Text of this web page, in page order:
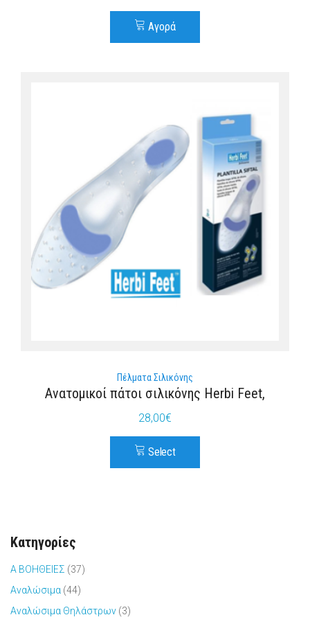
Αγορά
Πέλματα Σιλικόνης
Ανατομικοί πάτοι σιλικόνης Herbi Feet,
28,00€
Select
Κατηγορίες
Α ΒΟΗΘΕΙΕΣ (37)
Αναλώσιμα (44)
Αναλώσιμα Θηλάστρων (3)